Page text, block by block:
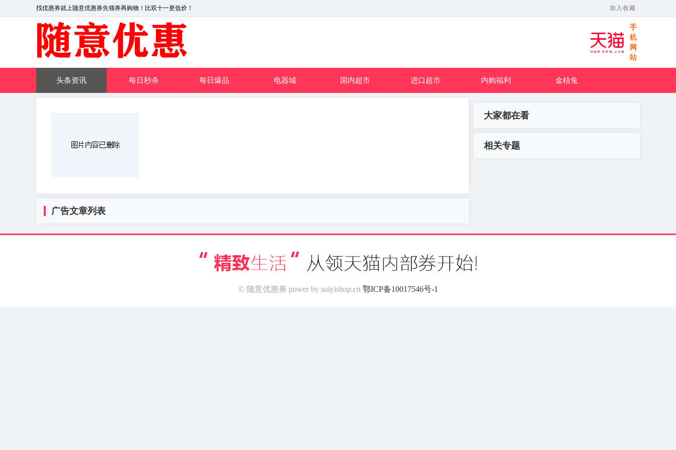
找优惠券就上随意优惠券先领券再购物！比双十一更低价！ 加入收藏
手
机
网
站
头条资讯 每日秒杀 每日爆品 电器城 国内超市 进口超市 内购福利 金桔兔
广告文章列表
大家都在看
相关专题
© 随意优惠券 power by suiyishop.cn 鄂ICP备10017546号-1